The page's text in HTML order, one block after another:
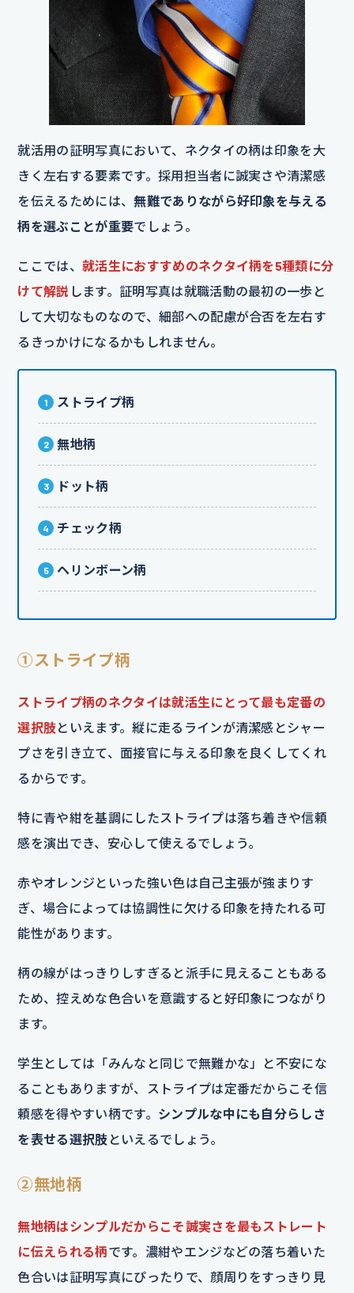
就活用の証明写真において、ネクタイの柄は印象を大
きく左右する要素です。採用担当者に誠実さや清潔感
を伝えるためには、無難でありながら好印象を与える
柄を選ぶことが重要でしょう。
ここでは、 就活生におすすめのネクタイ柄を5種類に分
けて解説 します。証明写真は就職活動の最初の一歩と
して大切なものなので、細部への配慮が合否を左右す
るきっかけになるかもしれません。
ストライプ柄
無地柄
ドット柄
チェック柄
ヘリンボーン柄
①ストライプ柄
ストライプ柄のネクタイは就活生にとって最も定番の
選択肢といえます。縦に走るラインが清潔感とシャー
プさを引き立て、面接官に与える印象を良くしてくれ
るからです。
特に青や紺を基調にしたストライプは落ち着きや信頼
感を演出でき、安心して使えるでしょう。
赤やオレンジといった強い色は自己主張が強まりす
ぎ、場合によっては協調性に欠ける印象を持たれる可
能性があります。
柄の線がはっきりしすぎると派手に見えることもある
ため、控えめな色合いを意識すると好印象につながり
ます。
学生としては「みんなと同じで無難かな」と不安にな
ることもありますが、ストライプは定番だからこそ信
頼感を得やすい柄です。 シンプルな中にも自分らしさ
を表せる選択肢 といえるでしょう。
②無地柄
無地柄はシンプルだからこそ誠実さを最もストレート
に伝えられる柄です。濃紺やエンジなどの落ち着いた
色合いは証明写真にぴったりで、顔周りをすっきり見